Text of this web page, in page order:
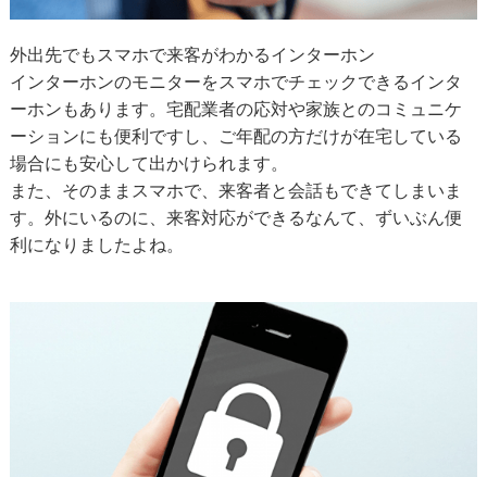
外出先でもスマホで来客がわかるインターホン
インターホンのモニターをスマホでチェックできるインタ
ーホンもあります。宅配業者の応対や家族とのコミュニケ
ーションにも便利ですし、ご年配の方だけが在宅している
場合にも安心して出かけられます。
また、そのままスマホで、来客者と会話もできてしまいま
す。外にいるのに、来客対応ができるなんて、ずいぶん便
利になりましたよね。